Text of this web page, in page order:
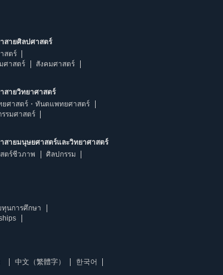
สายศิลปศาสตร์
สตร์
ศาสตร์
สังคมศาสตร์
สายวิทยาศาสตร์
ยศาสตร์・ทันตแพทยศาสตร์
รมศาสตร์
ายมนุษยศาสตร์และวิทยาศาสตร์
ตร์ชีวภาพ
ศิลปกรรม
ทุนการศึกษา
中文（繁體字）
한국어